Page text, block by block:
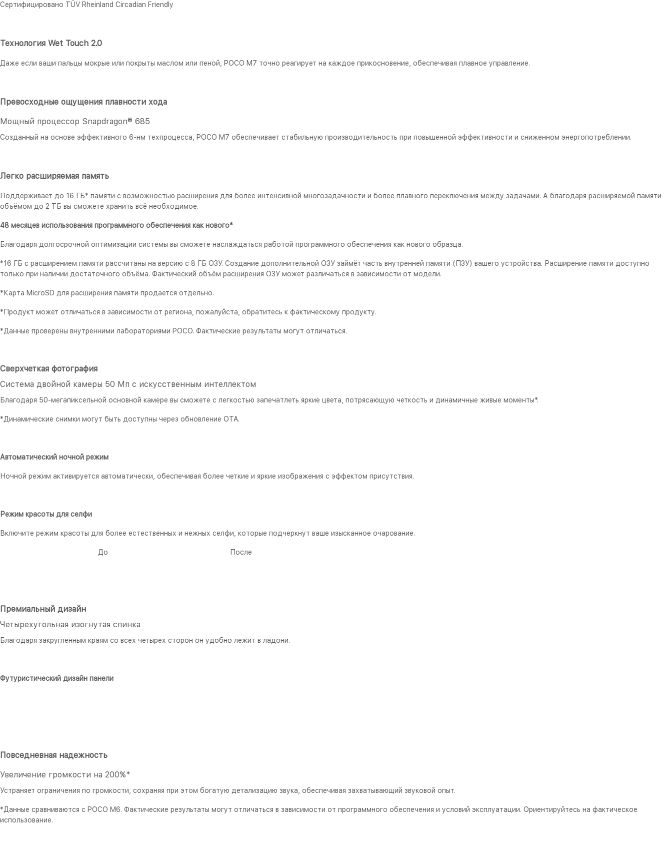
Сертифицировано TÜV Rheinland Circadian Friendly
Технология Wet Touch 2.0
Даже если ваши пальцы мокрые или покрыты маслом или пеной, POCO M7 точно реагирует на каждое прикосновение, обеспечивая плавное управление.
Превосходные ощущения плавности хода
Мощный процессор Snapdragon® 685
Созданный на основе эффективного 6-нм техпроцесса, POCO M7 обеспечивает стабильную производительность при повышенной эффективности и сниженном энергопотреблении.
Легко расширяемая память
Поддерживает до 16 ГБ* памяти с возможностью расширения для более интенсивной многозадачности и более плавного переключения между задачами. А благодаря расширяемой памяти
объёмом до 2 ТБ вы сможете хранить всё необходимое.
48 месяцев использования программного обеспечения как нового*
Благодаря долгосрочной оптимизации системы вы сможете наслаждаться работой программного обеспечения как нового образца.
*16 ГБ с расширением памяти рассчитаны на версию с 8 ГБ ОЗУ. Создание дополнительной ОЗУ займёт часть внутренней памяти (ПЗУ) вашего устройства. Расширение памяти доступно
только при наличии достаточного объёма. Фактический объём расширения ОЗУ может различаться в зависимости от модели.
*Карта MicroSD для расширения памяти продается отдельно.
*Продукт может отличаться в зависимости от региона, пожалуйста, обратитесь к фактическому продукту.
*Данные проверены внутренними лабораториями POCO. Фактические результаты могут отличаться.
Сверхчеткая фотография
Система двойной камеры 50 Мп с искусственным интеллектом
Благодаря 50-мегапиксельной основной камере вы сможете с легкостью запечатлеть яркие цвета, потрясающую четкость и динамичные живые моменты*.
*Динамические снимки могут быть доступны через обновление OTA.
Автоматический ночной режим
Ночной режим активируется автоматически, обеспечивая более четкие и яркие изображения с эффектом присутствия.
Режим красоты для селфи
Включите режим красоты для более естественных и нежных селфи, которые подчеркнут ваше изысканное очарование.
До После
Премиальный дизайн
Четырехугольная изогнутая спинка
Благодаря закругленным краям со всех четырех сторон он удобно лежит в ладони.
Футуристический дизайн панели
Повседневная надежность
Увеличение громкости на 200%*
Устраняет ограничения по громкости, сохраняя при этом богатую детализацию звука, обеспечивая захватывающий звуковой опыт.
*Данные сравниваются с POCO M6. Фактические результаты могут отличаться в зависимости от программного обеспечения и условий эксплуатации. Ориентируйтесь на фактическое
использование.